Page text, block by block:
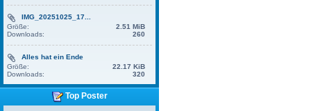
IMG_20251025_17...
Größe:
2.51 MiB
Downloads:
260
Alles hat ein Ende
Größe:
22.17 KiB
Downloads:
320
Top Poster